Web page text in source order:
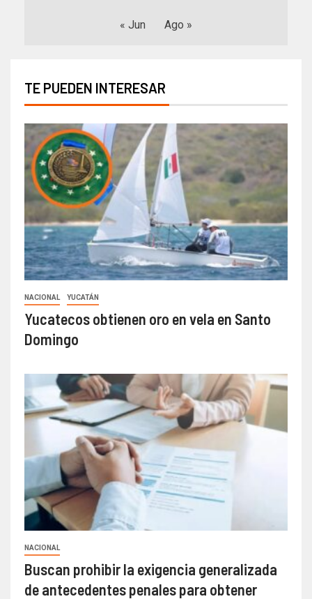
« Jun Ago »
TE PUEDEN INTERESAR
NACIONAL YUCATÁN
Yucatecos obtienen oro en vela en Santo
Domingo
NACIONAL
Buscan prohibir la exigencia generalizada
de antecedentes penales para obtener